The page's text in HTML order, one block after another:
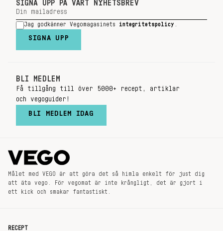
SIGNA UPP PÅ VÅRT NYHETSBREV
Jag godkänner Vegomagasinets integritetspolicy
SIGNA UPP
BLI MEDLEM
Få tillgång till över 5000+ recept, artiklar
och vegoguider!
BLI MEDLEM IDAG
Målet med VEGO är att göra det så himla enkelt för just dig
att äta vego. För vegomat är inte krångligt, det är gjort i
ett kick och smakar fantastiskt.
RECEPT